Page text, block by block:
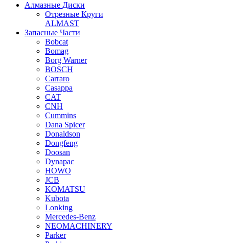
Алмазные Диски
Отрезные Круги
ALMAST
Запасные Части
Bobcat
Bomag
Borg Warner
BOSCH
Carraro
Casappa
CAT
CNH
Cummins
Dana Spicer
Donaldson
Dongfeng
Doosan
Dynapac
HOWO
JCB
KOMATSU
Kubota
Lonking
Mercedes-Benz
NEOMACHINERY
Parker